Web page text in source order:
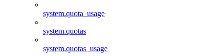
system.quota_usage
system.quotas
system.quotas_usage